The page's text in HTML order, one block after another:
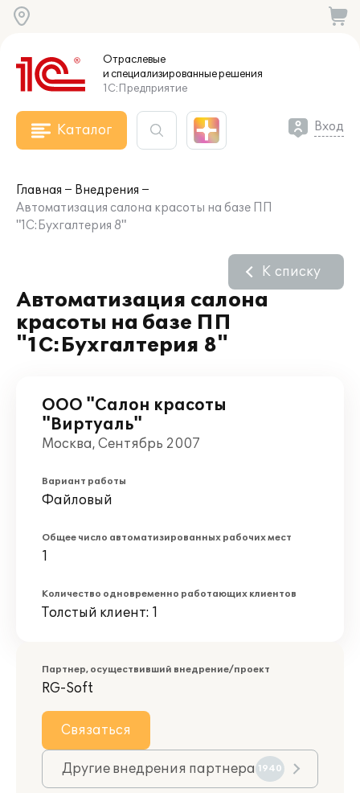
Отраслевые
и специализированныерешения
1С:Предприятие
Каталог Вход
Главная
Внедрения
Автоматизация салона красоты на базе ПП
"1С:Бухгалтерия 8"
Автоматизация салона
красоты на базе ПП
"1С:Бухгалтерия 8"
К списку
ООО "Салон красоты
"Виртуаль"
Москва, Сентябрь 2007
Вариант работы
Файловый
Общее число автоматизированных рабочих мест
1
Количество одновременно работающих клиентов
Толстый клиент: 1
Партнер, осуществивший внедрение/проект
RG-Soft
Связаться
Другие внедрения партнера 1940